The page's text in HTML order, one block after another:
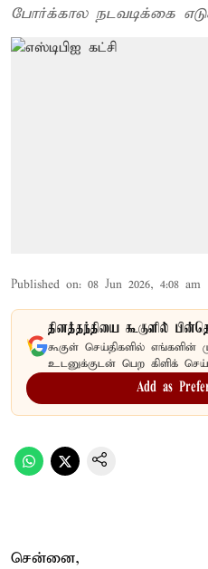
போர்க்கால நடவடிக்கை
Published on: 08 Jun 2026, 4:08 am
தினத்தந்தியை கூகுளில்
கூகுள் செய்திகளில் எங்களின்
உடனுக்குடன் பெற கிளிக்
Add as
சென்னை,